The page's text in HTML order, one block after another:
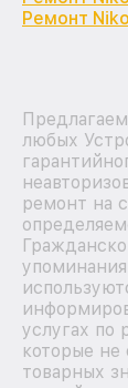
Ремонт
любых
ремонт на
услугах по
которые не
товарных